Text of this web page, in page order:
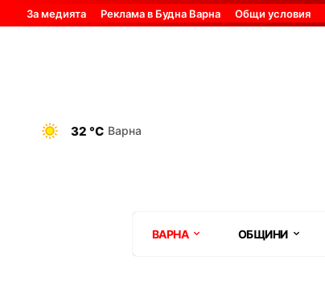
За медията Реклама в Будна Варна Общи условия
32 °C Варна
ВАРНА ОБЩИНИ